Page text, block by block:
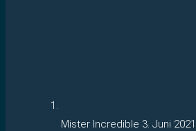
Mister Incredible 3. Juni 2021